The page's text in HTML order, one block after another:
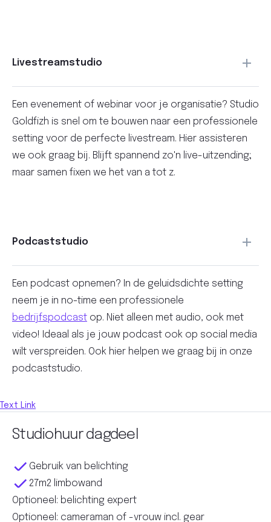
Livestreamstudio
Een evenement of webinar voor je organisatie? Studio
Goldfizh is snel om te bouwen naar een professionele
setting voor de perfecte livestream. Hier assisteren
we ook graag bij. Blijft spannend zo'n live-uitzending;
maar samen fixen we het van a tot z.
Podcaststudio
Een podcast opnemen? In de geluidsdichte setting
neem je in no-time een professionele
bedrijfspodcast op. Niet alleen met audio, ook met
video! Ideaal als je jouw podcast ook op social media
wilt verspreiden. Ook hier helpen we graag bij in onze
podcaststudio.
Text Link
Studiohuur dagdeel
Gebruik van belichting
27m2 limbowand
Optioneel: belichting expert
Optioneel: cameraman of -vrouw incl. gear